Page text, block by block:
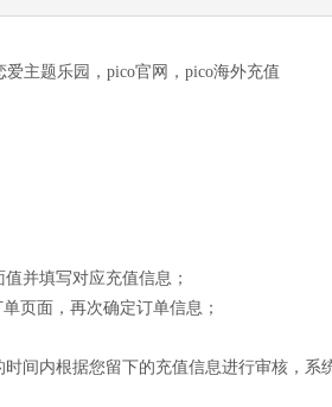
主题乐园，pico官网，pico海外充值
并填写对应充值信息；
页面，再次确定订单信息；
间内根据您留下的充值信息进行审核，系